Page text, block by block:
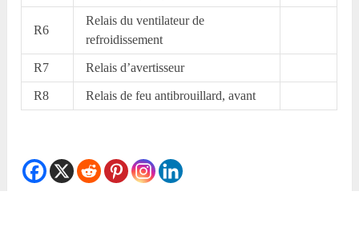
R6
Relais du ventilateur de
refroidissement
R7 Relais d’avertisseur
R8 Relais de feu antibrouillard, avant